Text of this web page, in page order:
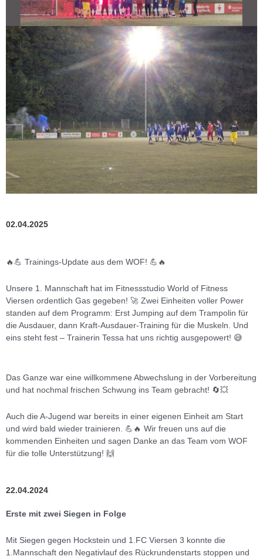
02.04.2025
🔥💪 Trainings-Update aus dem WOF! 💪🔥
Unsere 1. Mannschaft hat im Fitnessstudio World of Fitness
Viersen ordentlich Gas gegeben! 🚀 Zwei Einheiten voller Power
standen auf dem Programm: Erst Jumping auf dem Trampolin für
die Ausdauer, dann Kraft-Ausdauer-Training für die Muskeln. Und
eins steht fest – Trainerin Tessa hat uns richtig ausgepowert! 😅
Das Ganze war eine willkommene Abwechslung in der Vorbereitung
und hat nochmal frischen Schwung ins Team gebracht! 🔄💥
Auch die A-Jugend war bereits in einer eigenen Einheit am Start
und wird bald wieder trainieren. 💪🔥 Wir freuen uns auf die
kommenden Einheiten und sagen Danke an das Team vom WOF
für die tolle Unterstützung! 🙌
22.04.2024
Erste mit zwei Siegen in Folge
Mit Siegen gegen Hockstein und 1.FC Viersen 3 konnte die
1.Mannschaft den Negativlauf des Rückrundenstarts stoppen und